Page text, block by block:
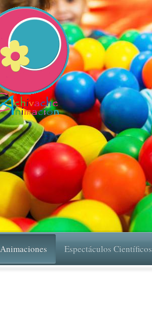
Animaciones Espectáculos Científicos